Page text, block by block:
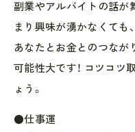
副業やアルバイトの話が
まり興味が湧かなくても
あなたとお金とのつなが
可能性大です！ コツコツ
ょう。
●仕事運